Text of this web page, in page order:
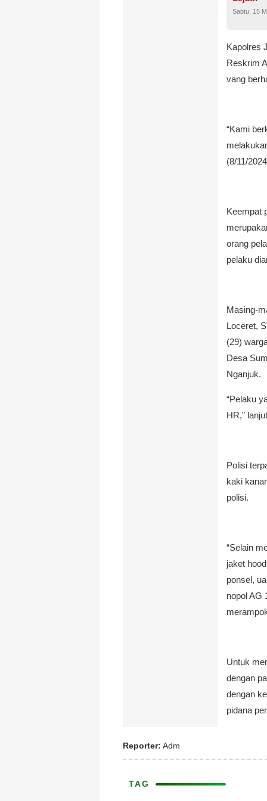
Sabtu, 15
Kapolres
Reskrim
vang
“Kami
(8/11/
Keempat
orang
pelaku
Masing-
Loceret,
(29)
Desa
Nganjuk.
“Pelaku
HR,”
Polisi
kaki
polisi.
“Selain
jaket
ponsel,
nopol AG
Untuk
dengan
dengan
pidana
Reporter: Adm
TAG